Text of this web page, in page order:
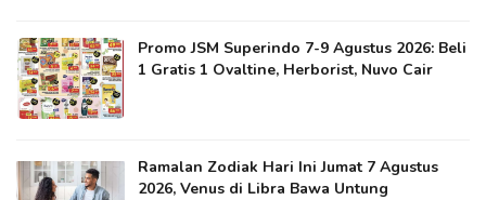
Promo JSM Superindo 7-9 Agustus 2026: Beli
1 Gratis 1 Ovaltine, Herborist, Nuvo Cair
Ramalan Zodiak Hari Ini Jumat 7 Agustus
2026, Venus di Libra Bawa Untung